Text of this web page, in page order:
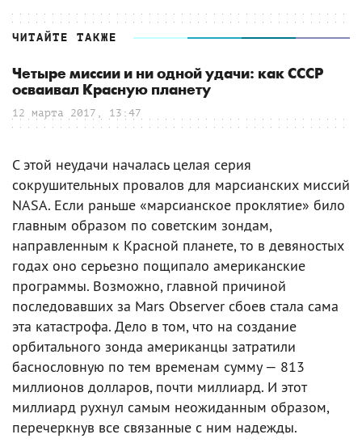
ЧИТАЙТЕ ТАКЖЕ
Четыре миссии и ни одной удачи: как СССР
осваивал Красную планету
12 марта 2017, 13:47
С этой неудачи началась целая серия
сокрушительных провалов для марсианских миссий
NASA. Если раньше «марсианское проклятие» било
главным образом по советским зондам,
направленным к Красной планете, то в девяностых
годах оно серьезно пощипало американские
программы. Возможно, главной причиной
последовавших за Mars Observer сбоев стала сама
эта катастрофа. Дело в том, что на создание
орбитального зонда американцы затратили
баснословную по тем временам сумму — 813
миллионов долларов, почти миллиард. И этот
миллиард рухнул самым неожиданным образом,
перечеркнув все связанные с ним надежды.